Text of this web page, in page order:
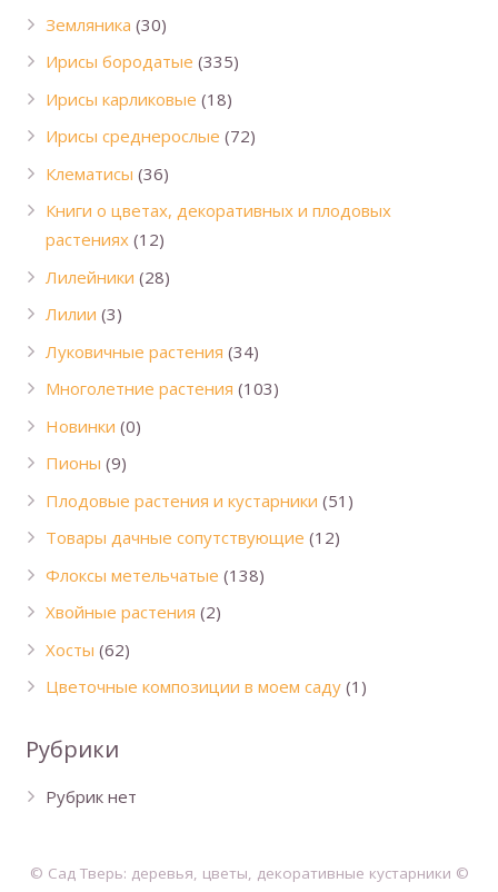
Земляника (30)
Ирисы бородатые (335)
Ирисы карликовые (18)
Ирисы среднерослые (72)
Клематисы (36)
Книги о цветах, декоративных и плодовых
растениях (12)
Лилейники (28)
Лилии (3)
Луковичные растения (34)
Многолетние растения (103)
Новинки (0)
Пионы (9)
Плодовые растения и кустарники (51)
Товары дачные сопутствующие (12)
Флоксы метельчатые (138)
Хвойные растения (2)
Хосты (62)
Цветочные композиции в моем саду (1)
Рубрики
Рубрик нет
© Сад Тверь: деревья, цветы, декоративные кустарники ©